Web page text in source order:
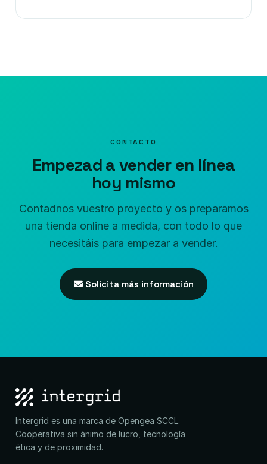
CONTACTO
Empezad a vender en línea
hoy mismo
Contadnos vuestro proyecto y os preparamos
una tienda online a medida, con todo lo que
necesitáis para empezar a vender.
Solicita más información
Intergrid es una marca de Opengea SCCL.
Cooperativa sin ánimo de lucro, tecnología
ética y de proximidad.